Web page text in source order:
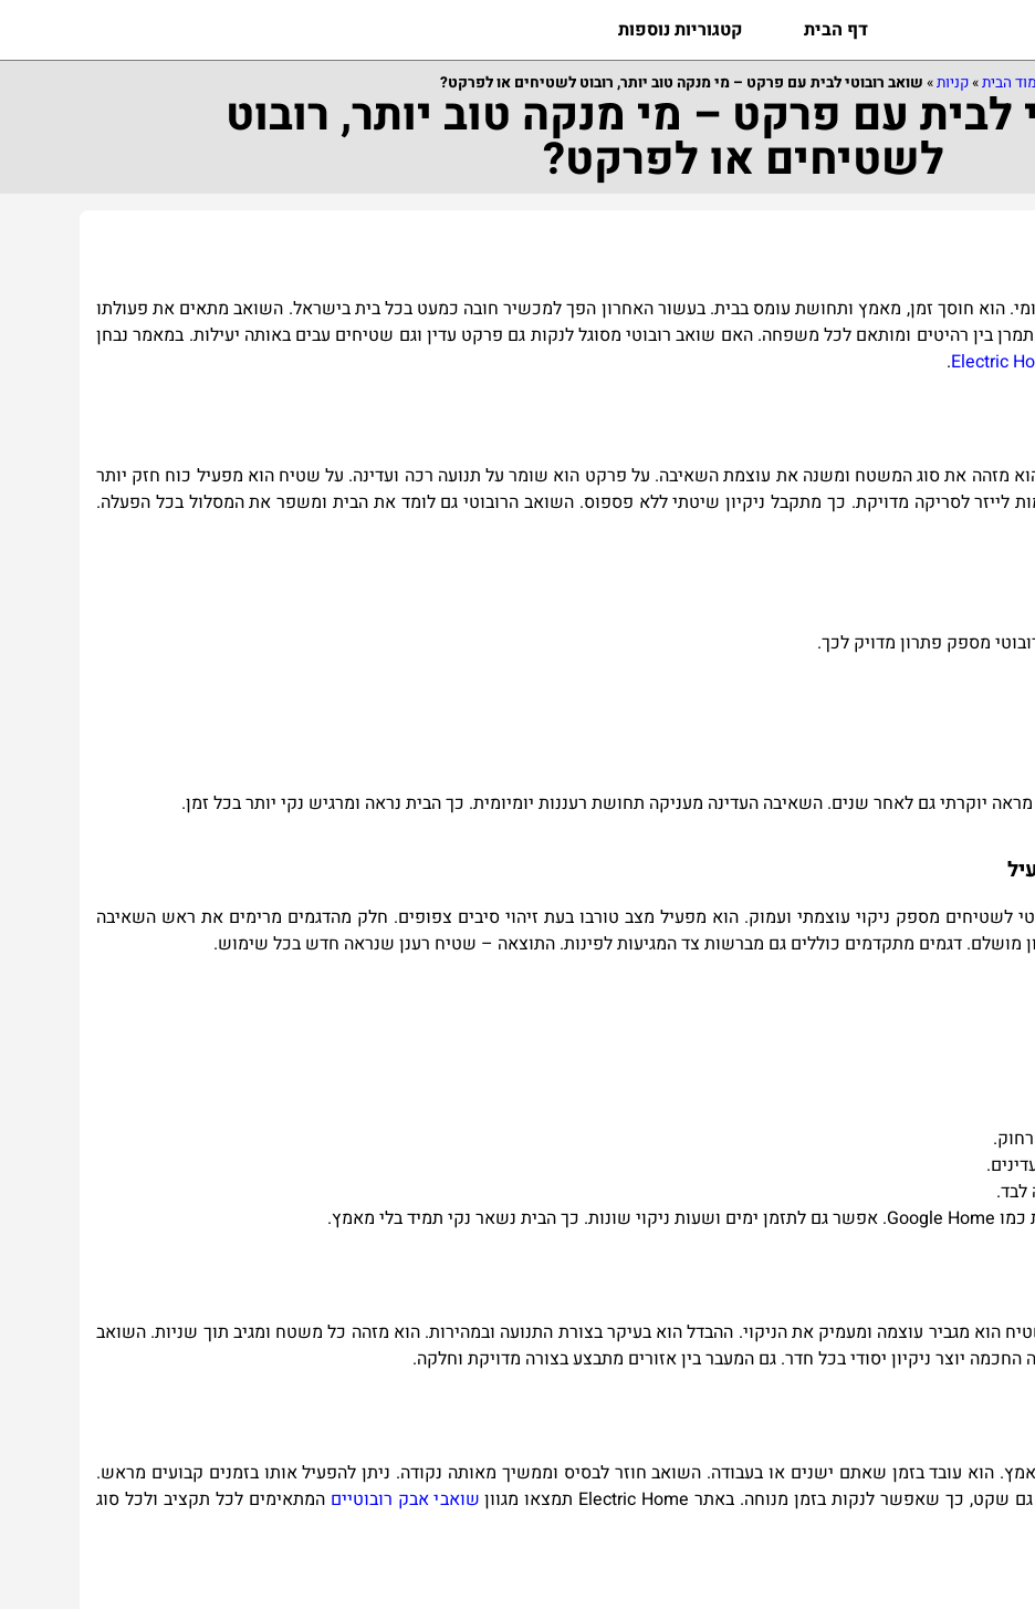
דף הבית קטגוריות נוספות
הבית»קניות» שואב רובוטי לבית עם פרקט – מי מנקה טוב יותר, רובוט לשטיחים או לפרקט?
לבית עם פרקט – מי מנקה טוב יותר, רובוט
לשטיחים או לפרקט?
הוא חוסך זמן, מאמץ ותחושת עומס בבית. בעשור האחרון הפך למכשיר חובה כמעט בכל בית בישראל. השואב מתאים את פעולתו
בין רהיטים ומותאם לכל משפחה. האם שואב רובוטי מסוגל לנקות גם פרקט עדין וגם שטיחים עבים באותה יעילות. במאמר נבחן
Electric
.
מזהה את סוג המשטח ומשנה את עוצמת השאיבה. על פרקט הוא שומר על תנועה רכה ועדינה. על שטיח הוא מפעיל כוח חזק יותר
לסריקה מדויקת. כך מתקבל ניקיון שיטתי ללא פספוס. השואב הרובוטי גם לומד את הבית ומשפר את המסלול בכל הפעלה.
מספק פתרון מדויק לכך.
יוקרתי גם לאחר שנים. השאיבה העדינה מעניקה תחושת רעננות יומיומית. כך הבית נראה ומרגיש נקי יותר בכל זמן.
לשטיחים מספק ניקוי עוצמתי ועמוק. הוא מפעיל מצב טורבו בעת זיהוי סיבים צפופים. חלק מהדגמים מרימים את ראש השאיבה
מושלם. דגמים מתקדמים כוללים גם מברשות צד המגיעות לפינות. התוצאה – שטיח רענן שנראה חדש בכל שימוש.
.
.
לבד.
כמו Google Home
. אפשר גם לתזמן ימים ושעות ניקוי שונות. כך הבית נשאר נקי תמיד בלי מאמץ.
הוא מגביר עוצמה ומעמיק את הניקוי. ההבדל הוא בעיקר בצורת התנועה ובמהירות. הוא מזהה כל משטח ומגיב תוך שניות. השואב
יוצר ניקיון יסודי בכל חדר. גם המעבר בין אזורים מתבצע בצורה מדויקת וחלקה.
הוא עובד בזמן שאתם ישנים או בעבודה. השואב חוזר לבסיס וממשיך מאותה נקודה. ניתן להפעיל אותו בזמנים קבועים מראש.
שקט, כך שאפשר לנקות בזמן מנוחה. באתרElectric Home תמצאו מגוון שואבי אבק רובוטיים המתאימים לכל תקציב ולכל סוג